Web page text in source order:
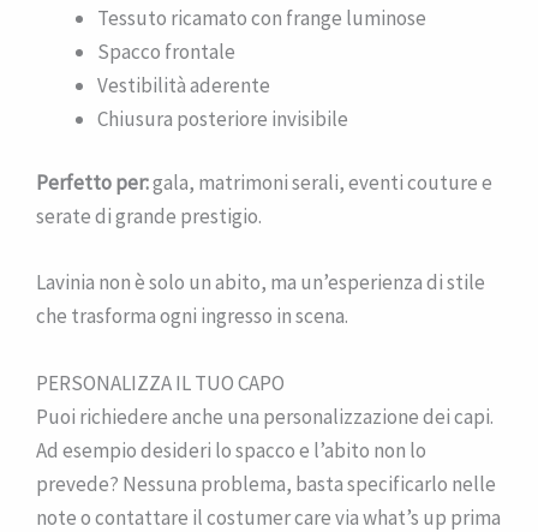
Tessuto ricamato con frange luminose
Spacco frontale
Vestibilità aderente
Chiusura posteriore invisibile
Perfetto per:gala, matrimoni serali, eventi couture e
serate di grande prestigio.
Lavinia non è solo un abito, ma un’esperienza di stile
che trasforma ogni ingresso in scena.
PERSONALIZZA IL TUO CAPO
Puoi richiedere anche una personalizzazione dei capi.
Ad esempio desideri lo spacco e l’abito non lo
prevede? Nessuna problema, basta specificarlo nelle
note o contattare il costumer care via what’s up prima